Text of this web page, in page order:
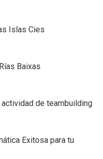
Islas Cies
Baixas
de teambuilding
Exitosa para tu